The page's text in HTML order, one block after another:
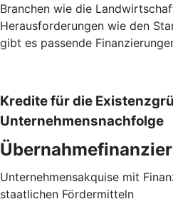
Branchen wie die
Herausforderungen wie den
gibt es passende
Kredite für die
Unternehmensnachfolge
Unternehmensakquise mit
staatlichen Fördermitteln